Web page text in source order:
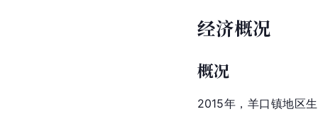
经济概况
概况
2015年，羊口镇地区